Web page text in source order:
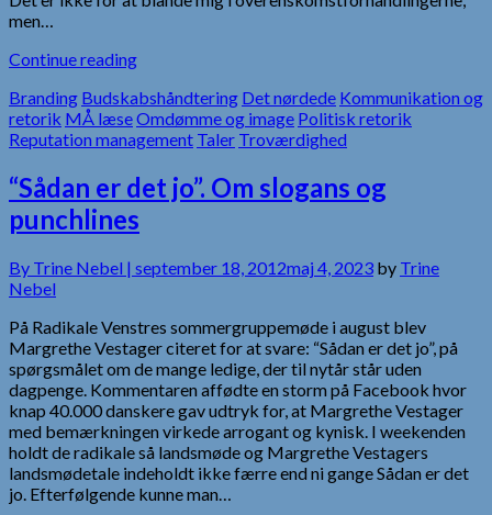
men…
Continue reading
Branding Budskabshåndtering Det nørdede Kommunikation og
retorik MÅ læseOmdømme og image Politisk retorik
Reputation management Taler Troværdighed
“Sådan er det jo”. Om slogans og
punchlines
By Trine Nebel | september 18, 2012maj 4, 2023 by Trine
Nebel
På Radikale Venstres sommergruppemøde i august blev
Margrethe Vestager citeret for at svare: “Sådan er det jo”, på
spørgsmålet om de mange ledige, der til nytår står uden
dagpenge. Kommentaren affødte en storm på Facebook hvor
knap 40.000 danskere gav udtryk for, at Margrethe Vestager
med bemærkningen virkede arrogant og kynisk. I weekenden
holdt de radikale så landsmøde og Margrethe Vestagers
landsmødetale indeholdt ikke færre end ni gange Sådan er det
jo. Efterfølgende kunne man…